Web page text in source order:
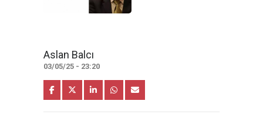
Aslan Balcı
03/05/25 - 23:20